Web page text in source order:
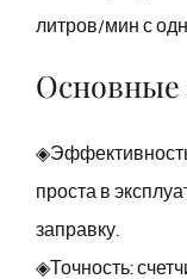
литров/мин с
Основные
проста в
заправку.
◈Точность: